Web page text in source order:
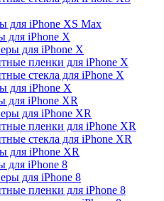
для iPhone XS Max
для iPhone X
для iPhone X
пленки для iPhone X
стекла для iPhone X
для iPhone X
для iPhone XR
для iPhone XR
пленки для iPhone XR
стекла для iPhone XR
для iPhone XR
для iPhone 8
для iPhone 8
пленки для iPhone 8